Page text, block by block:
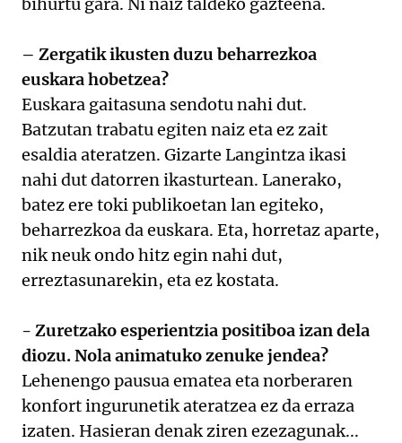
bihurtu gara. Ni naiz taldeko gazteena.
– Zergatik ikusten duzu beharrezkoa
euskara hobetzea?
Euskara gaitasuna sendotu nahi dut.
Batzutan trabatu egiten naiz eta ez zait
esaldia ateratzen. Gizarte Langintza ikasi
nahi dut datorren ikasturtean. Lanerako,
batez ere toki publikoetan lan egiteko,
beharrezkoa da euskara. Eta, horretaz aparte,
nik neuk ondo hitz egin nahi dut,
erreztasunarekin, eta ez kostata.
- Zuretzako esperientzia positiboa izan dela
diozu. Nola animatuko zenuke jendea?
Lehenengo pausua ematea eta norberaren
konfort ingurunetik ateratzea ez da erraza
izaten. Hasieran denak ziren ezezagunak...